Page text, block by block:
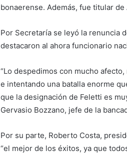
bonaerense. Además, fue titular de
Por Secretaría se leyó la renuncia
destacaron al ahora funcionario
“Lo despedimos con mucho
e intentando una batalla enorme
que la designación de Feletti es
Gervasio Bozzano, jefe de la
Por su parte, Roberto Costa,
“el mejor de los éxitos, ya que